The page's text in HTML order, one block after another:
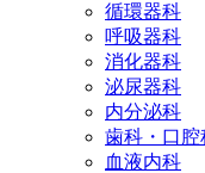
循環器科
呼吸器科
消化器科
泌尿器科
内分泌科
歯科・口腔
血液内科